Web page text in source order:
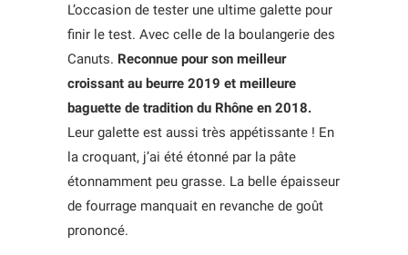
L’occasion de tester une ultime galette pour
finir le test. Avec celle de la boulangerie des
Canuts. Reconnue pour son meilleur
croissant au beurre 2019 et meilleure
baguette de tradition du Rhône en 2018.
Leur galette est aussi très appétissante ! En
la croquant, j’ai été étonné par la pâte
étonnamment peu grasse. La belle épaisseur
de fourrage manquait en revanche de goût
prononcé.